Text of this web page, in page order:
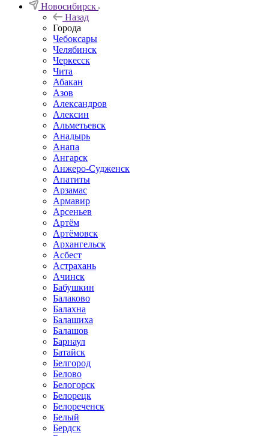
Новосибирск
Назад
Города
Чебоксары
Челябинск
Черкесск
Чита
Абакан
Азов
Александров
Алексин
Альметьевск
Анадырь
Анапа
Ангарск
Анжеро-Судженск
Апатиты
Арзамас
Армавир
Арсеньев
Артём
Артёмовск
Архангельск
Асбест
Астрахань
Ачинск
Бабушкин
Балаково
Балахна
Балашиха
Балашов
Барнаул
Батайск
Белгород
Белово
Белогорск
Белорецк
Белореченск
Белый
Бердск